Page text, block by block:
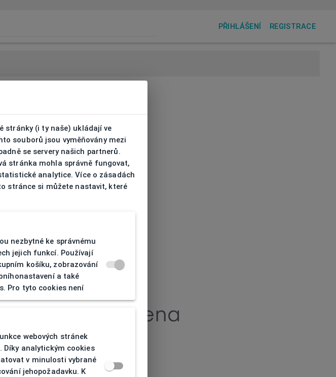
PŘIHLÁŠENÍ REGISTRACE
nenalezena
stránky (i ty naše) ukládají ve
souborů jsou vyměňovány mezi
se servery našich partnerů.
stránka mohla správně fungovat,
analytice. Více o zásadách
stránce si můžete nastavit, které
nezbytné ke správnému
jejich funkcí. Používají
košíku, zobrazování
a také
Pro tyto cookies není
webových stránek
analytickým cookies
v minulosti vybrané
jehopožadavku. K